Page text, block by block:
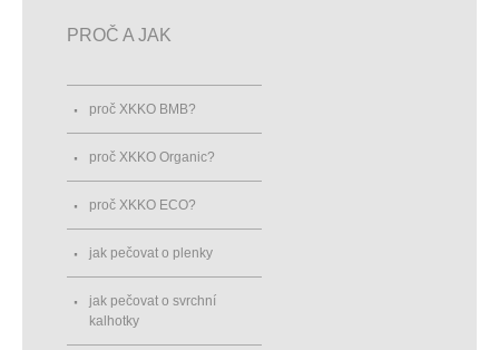
PROČ A JAK
proč XKKO BMB?
proč XKKO Organic?
proč XKKO ECO?
jak pečovat o plenky
jak pečovat o svrchní
kalhotky